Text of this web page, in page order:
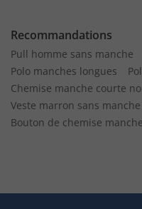
Recommandations
Pull homme sans manche
Polo manches longues
Chemise manche courte
Veste marron sans manche
Bouton de chemise